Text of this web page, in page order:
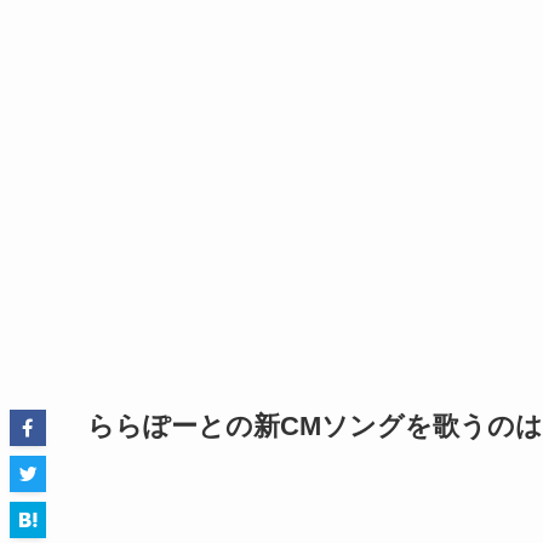
ららぽーとの新CMソングを歌うの